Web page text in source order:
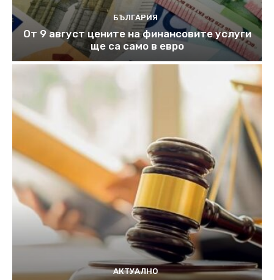
БЪЛГАРИЯ
От 9 август цените на финансовите услуги
ще са само в евро
АКТУАЛНО